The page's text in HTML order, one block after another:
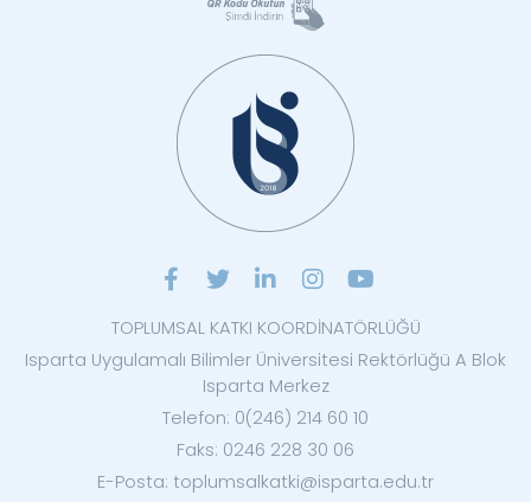
TOPLUMSAL KATKI KOORDİNATÖRLÜĞÜ
Isparta Uygulamalı Bilimler Üniversitesi Rektörlüğü A Blok
Isparta Merkez
Telefon: 0(246) 214 60 10
Faks: 0246 228 30 06
E-Posta: toplumsalkatki@isparta.edu.tr